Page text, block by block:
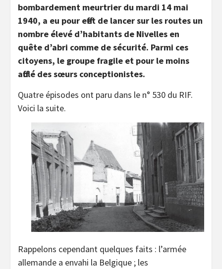
bombardement meurtrier du mardi 14 mai
1940, a eu pour effet de lancer sur les routes un
nombre élevé d’habitants de Nivelles en
quête d’abri comme de sécurité. Parmi ces
citoyens, le groupe fragile et pour le moins
affolé des sœurs conceptionistes.
Quatre épisodes ont paru dans le n° 530 du RIF.
Voici la suite.
Rappelons cependant quelques faits : l’armée
allemande a envahi la Belgique ; les